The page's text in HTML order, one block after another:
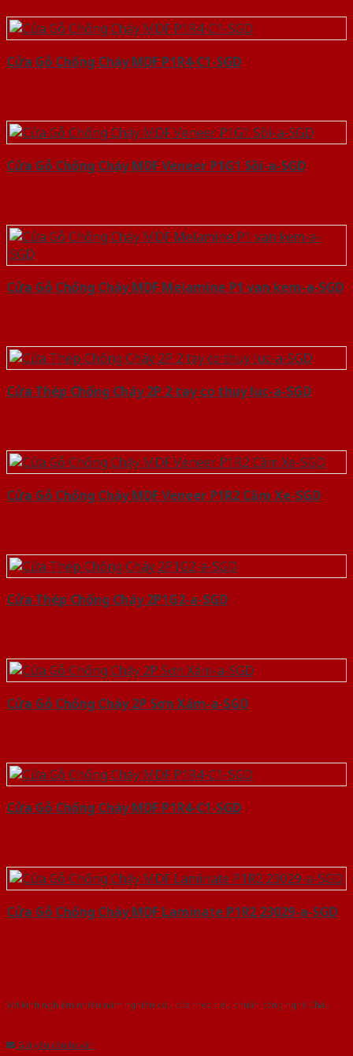
Cửa Gỗ Chống Cháy MDF P1R4-C1-SGD
Cửa Gỗ Chống Cháy MDF Veneer P1G1 Sồi-a-SGD
Cửa Gỗ Chống Cháy MDF Melamine P1 van kem-a-SGD
Cửa Thép Chống Cháy 2P 2 tay co thuy luc-a-SGD
Cửa Gỗ Chống Cháy MDF Veneer P1R2 Căm Xe-SGD
Cửa Thép Chống Cháy 2P1G2-a-SGD
Cửa Gỗ Chống Cháy 2P Sơn Xám-a-SGD
Cửa Gỗ Chống Cháy MDF P1R4-C1-SGD
Cửa Gỗ Chống Cháy MDF Laminate P1R2 23029-a-SGD
Với kinh nghiệm nhiêu năm nghiên cứu cửa theo tiêu chuẩn công nghệ Châu
Gửi yêu cầu tư vấn